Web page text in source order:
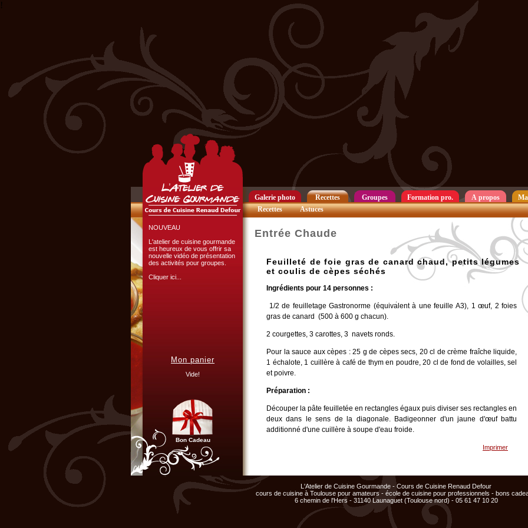
!
Galerie photo Recettes Groupes Formation pro. A propos
Recettes
Astuces
Club Privilège
Inscrivez-vous à notre
Club Privilège
pour recevoir par mail
toutes les nouveautés
du site.
Cliquer ici...
NOUVEAU
L'atelier de cuisine gourmande
est heureux de vous offrir sa
nouvelle vidéo de présentation
des activités pour groupes.
Cliquer ici...
PARTICIPATIF :
Vous organisez un repas de
famille, entre amis, un mariage,
Cliquer ici...
Chef d'entreprise, responsable
de groupe...
Organisez un repas de fin
d'année original, atelier cuisine
pour votre équipe !
Mon panier
Vide!
Bon Cadeau
Entrée Chaude
Feuilleté de foie gras de canard chaud, petits légumes
et coulis de cèpes séchés
Ingrédients pour 14 personnes :
1/2 de feuilletage Gastronorme (équivalent à une feuille A3), 1 œuf, 2 foies
gras de canard (500 à 600 g chacun).
2 courgettes, 3 carottes, 3 navets ronds.
Pour la sauce aux cèpes : 25 g de cèpes secs, 20 cl de crème fraîche liquide,
1 échalote, 1 cuillère à café de thym en poudre, 20 cl de fond de volailles, sel
et poivre.
Préparation :
Découper la pâte feuilletée en rectangles égaux puis diviser ses rectangles en
deux dans le sens de la diagonale. Badigeonner d'un jaune d'œuf battu
additionné d'une cuillère à soupe d'eau froide.
Déposer ces feuilletés sur une plaque antiadhésive et cuire à four chaud
Pour le coulis de cèpes secs :
Faire tremper les cèpes dans 50 cl d'eau tiède.
Ciseler l'échalote, la faire rissoler dans une petite casserole avec un dé de
foie gras. Ajouter les cèpes séchés puis laisser compoter 45 mn environ.
Imprimer
L'Atelier de Cuisine Gourmande - Cours de Cuisine Renaud Defour
cours de cuisine à Toulouse pour amateurs - école de cuisine pour professionnels - bons
6 chemin de l'Hers - 31140 Launaguet (Toulouse nord) - 05 61 47 10 20
< > xxx